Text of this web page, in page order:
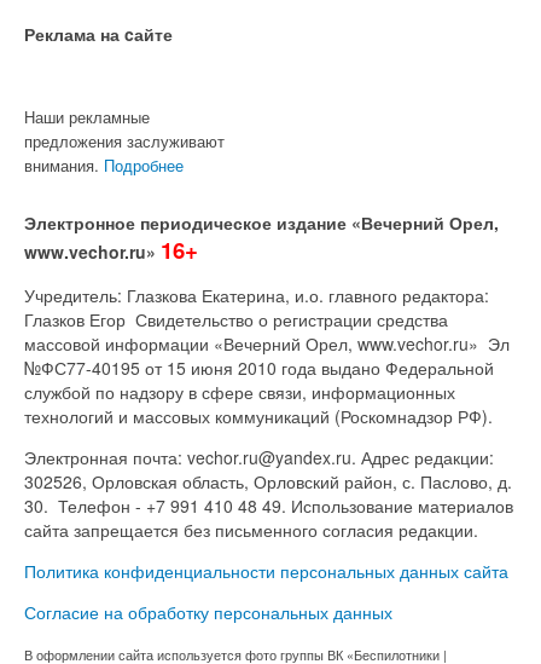
Реклама на cайте
Наши рекламные
предложения заслуживают
внимания. Подробнее
Электронное периодическое издание «Вечерний Орел,
www.vechor.ru» 16+
Учредитель: Глазкова Екатерина, и.о. главного редактора:
Глазков Егор Свидетельство о регистрации средства
массовой информации «Вечерний Орел, www.vechor.ru» Эл
№ФС77-40195 от 15 июня 2010 года выдано Федеральной
службой по надзору в сфере связи, информационных
технологий и массовых коммуникаций (Роскомнадзор РФ).
Электронная почта: vechor.ru@yandex.ru. Адрес редакции:
302526, Орловская область, Орловский район, с. Паслово, д.
30. Телефон - +7 991 410 48 49. Использование материалов
сайта запрещается без письменного согласия редакции.
Политика конфиденциальности персональных данных сайта
Согласие на обработку персональных данных
В оформлении сайта используется фото группы ВК «Беспилотники |